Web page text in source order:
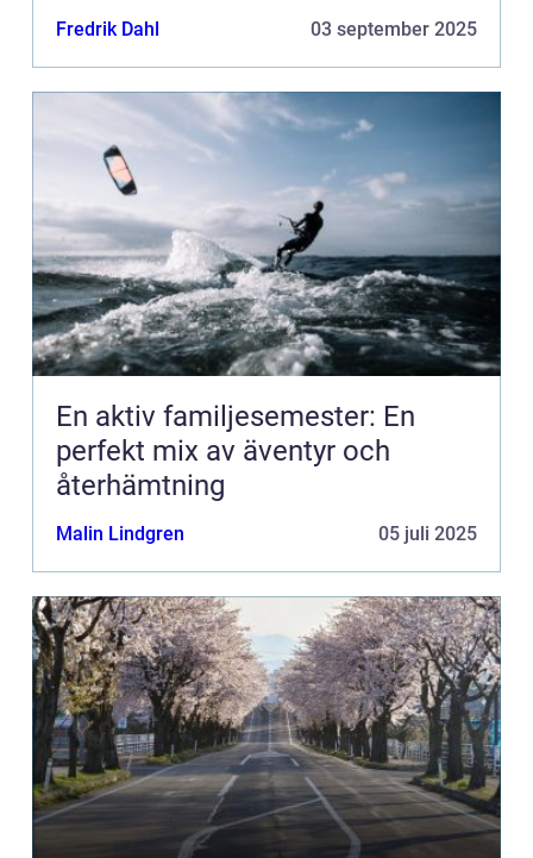
Fredrik Dahl 03 september 2025
En aktiv familjesemester: En
perfekt mix av äventyr och
återhämtning
Malin Lindgren 05 juli 2025